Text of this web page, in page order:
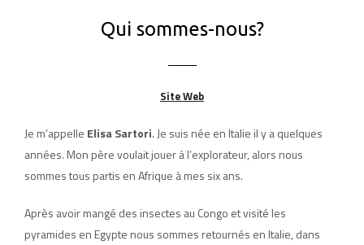
Qui sommes-nous?
Site Web
Je m’appelle Elisa Sartori. Je suis née en Italie il y a quelques
années. Mon père voulait jouer à l’explorateur, alors nous
sommes tous partis en Afrique à mes six ans.
Après avoir mangé des insectes au Congo et visité les
pyramides en Egypte nous sommes retournés en Italie, dans